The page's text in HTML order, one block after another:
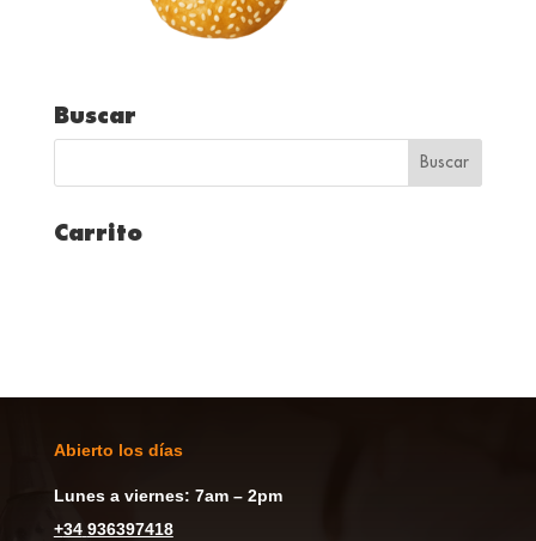
Buscar
Carrito
Abierto los días
Lunes a viernes: 7am – 2pm
+34 936397418